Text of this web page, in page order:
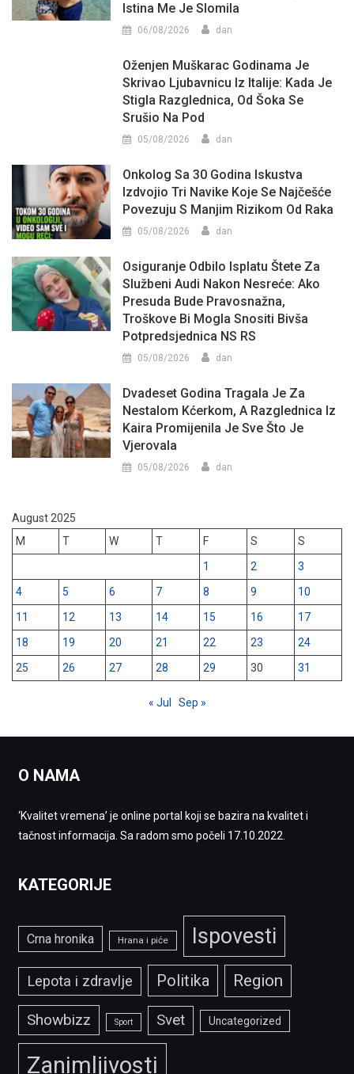
Istina Me Je Slomila
06/08/2026 dan
Oženjen Muškarac Godinama Je
Skrivao Ljubavnicu Iz Italije: Kada Je
Stigla Razglednica, Od Šoka Se
Srušio Na Pod
05/08/2026 dan
Onkolog Sa 30 Godina Iskustva
Izdvojio Tri Navike Koje Se Najčešće
Povezuju S Manjim Rizikom Od Raka
05/08/2026 dan
Osiguranje Odbilo Isplatu Štete Za
Službeni Audi Nakon Nesreće: Ako
Presuda Bude Pravosnažna,
Troškove Bi Mogla Snositi Bivša
Potpredsjednica NS RS
05/08/2026 dan
Dvadeset Godina Tragala Je Za
Nestalom Kćerkom, A Razglednica Iz
Kaira Promijenila Je Sve Što Je
Vjerovala
05/08/2026 dan
August 2025
M
T W T F S
S
1
2
3
4
5 6 7 8 9
10
11
12 13 14 15 16
17
18
19 20 21 22 23
24
25
26 27 28 29 30 31
« Jul Sep »
O NAMA
‘Kvalitet vremena’ je online portal koji se bazira na kvalitet i
tačnost informacija. Sa radom smo počeli 17.10.2022.
KATEGORIJE
Crna hronika Hrana i piće Ispovesti
Lepota i zdravlje Politika Region
Showbizz Sport Svet Uncategorized
Zanimljivosti